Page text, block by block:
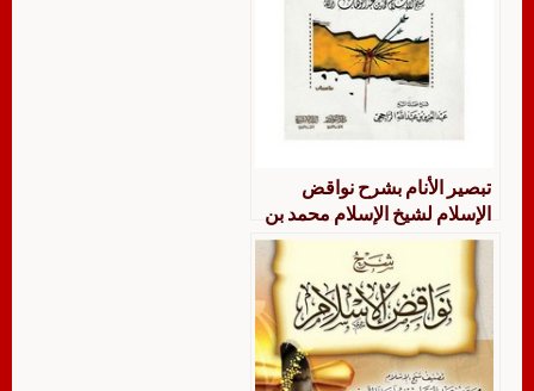
تبصير الأنام بشرح نواقض
الإسلام لشيخ الإسلام محمد بن
عبد الوهاب